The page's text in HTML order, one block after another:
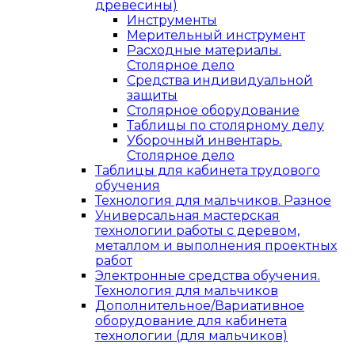
древесины)
Инструменты
Мерительный инструмент
Расходные материалы.
Столярное дело
Средства индивидуальной
защиты
Столярное оборудование
Таблицы по столярному делу
Уборочный инвентарь.
Столярное дело
Таблицы для кабинета трудового
обучения
Технология для мальчиков. Разное
Универсальная мастерская
технологии работы с деревом,
металлом и выполнения проектных
работ
Электронные средства обучения.
Технология для мальчиков
Дополнительное/Вариативное
оборудование для кабинета
технологии (для мальчиков)